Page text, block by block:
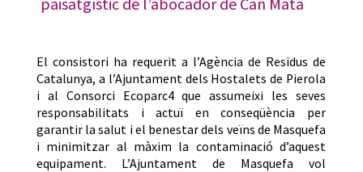
El consistori ha requerit a l’Agència de Residus de
Catalunya, a l’Ajuntament dels Hostalets de Pierola
i al Consorci Ecoparc4 que assumeixi les seves
responsabilitats i actuï en conseqüència per
garantir la salut i el benestar dels veïns de Masquefa
i minimitzar al màxim la contaminació d’aquest
equipament. L’Ajuntament de Masquefa vol